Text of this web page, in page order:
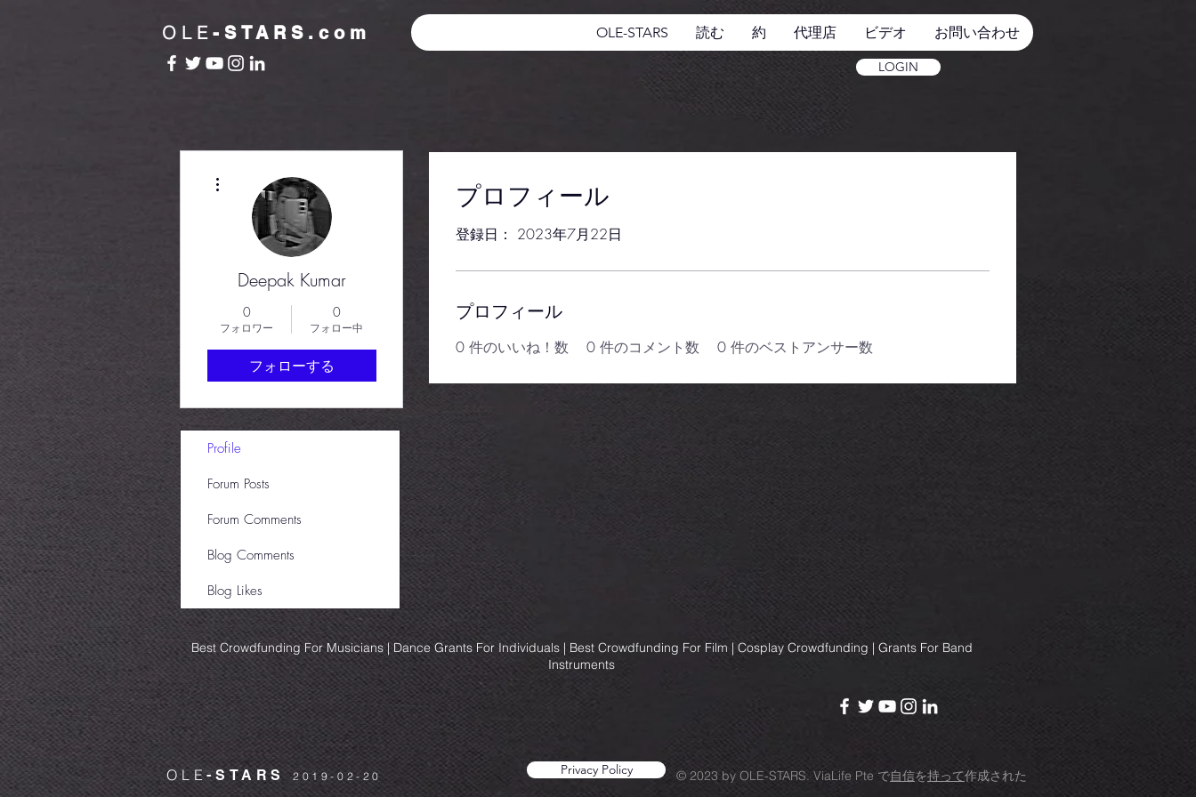
OLE -STARS.com OLE-STARS 読む 約 代理店 ビデオ お問い合わせ
LOGIN
プロフィール
登録日： 2023年7月22日
プロフィール
0 件のいいね！数 0 件のコメント数 0 件のベストアンサー数
Deepak Kumar
0
フォロワー
0
フォロー中
フォローする
Profile
Forum Posts
Forum Comments
Blog Comments
Blog Likes
Best Crowdfunding For Musicians | Dance Grants For Individuals | Best Crowdfunding For Film | Cosplay Crowdfunding | Grants For Band
Instruments
© 2023 by OLE-STARS.ViaLife Pte で自信を持って作成された
OLE-STARS2019-02-20 Privacy Policy